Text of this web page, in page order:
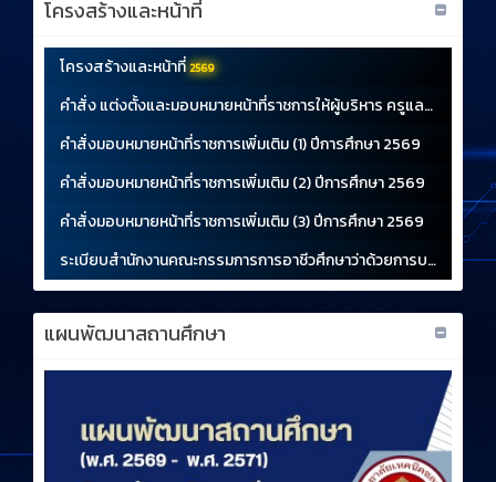
โครงสร้างและหน้าที่
โครงสร้างและหน้าที่2569
คำสั่ง แต่งตั้งและมอบหมายหน้าที่ราชการให้ผู้บริหาร ครูและบุคลากร
คำสั่งมอบหมายหน้าที่ราชการเพิ่มเติม (1) ปีการศึกษา 2569
คำสั่งมอบหมายหน้าที่ราชการเพิ่มเติม (2) ปีการศึกษา 2569
คำสั่งมอบหมายหน้าที่ราชการเพิ่มเติม (3) ปีการศึกษา 2569
ระเบียบสำนักงานคณะกรรมการการอาชีวศึกษาว่าด้วยการบริหารสถ
แผนพัฒนาสถานศึกษา